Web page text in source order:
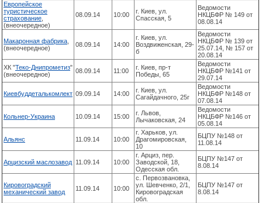
Европейское
туристическое
страхование
(внеочередное)
08.09.14 10:00
г. Киев, ул.
Спасская, 5
Ведомости
НКЦБФР № 149 от
08.08.14
Макаронная фабрика
(внеочередное)
08.09.14 14:00
г. Киев, ул.
Воздвиженская, 29-
б
Ведомости
НКЦБФР № 139 от
25.07.14, № 157 от
20.08.14
ХК "Теко-Днипрометиз"
(внеочередное)
08.09.14 11:00
г. Киев, пр-т
Победы, 65
Ведомости
НКЦБФР №141 от
29.07.14
Киевбуддеталькомлект 09.09.14 14:00
г. Киев, ул.
Сагайдачного, 25г
Ведомости
НКЦБФР №148 от
07.08.14
Кольнер-Украина 10.09.14 15:00
г. Львов,
Лычаковская, 24
Ведомости
НКЦБФР №146 от
05.08.14
Альянс 11.09.14 10:00
г. Харьков, ул.
Драгомировская,
10
БЦПУ №148 от
11.08.14
Арцизский маслозавод 11.09.14 10:00
г. Арциз, пер.
Заводской, 18,
Одесская обл.
БЦПУ №147 от
8.08.14
Кировоградский
механический завод
11.09.14 10:00
с. Первозвановка,
ул. Шевченко, 2/1,
Кировоградская
обл.
БЦПУ №147 от
8.08.14